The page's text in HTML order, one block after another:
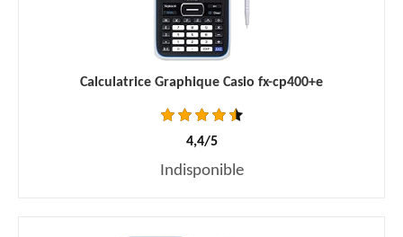
Calculatrice Graphique Casio fx-cp400+e
4,4/5
Indisponible